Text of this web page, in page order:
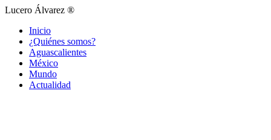
Lucero Álvarez ®
Inicio
¿Quiénes somos?
Aguascalientes
México
Mundo
Actualidad